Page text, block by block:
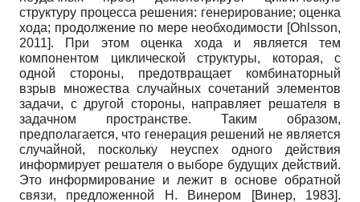
структуру процесса решения: генерирование; оценка
хода; продолжение по мере необходимости [Ohlsson,
2011]. При этом оценка хода и является тем
компонентом циклической структуры, которая, с
одной стороны, предотвращает комбинаторный
взрыв множества случайных сочетаний элементов
задачи, с другой стороны, направляет решателя в
задачном пространстве. Таким образом,
предполагается, что генерация решений не является
случайной, поскольку неуспех одного действия
информирует решателя о выборе будущих действий.
Это информирование и лежит в основе обратной
связи, предложенной Н. Винером
[Винер, 1983].